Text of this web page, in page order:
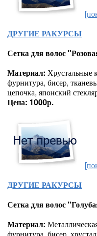
ДРУГИЕ РАКУРСЫ
Сетка для волос
Материал: Хрустальные
фурнитура, бисер,
цепочка, японский
Цена: 1000р.
ДРУГИЕ РАКУРСЫ
Сетка для волос
Материал: